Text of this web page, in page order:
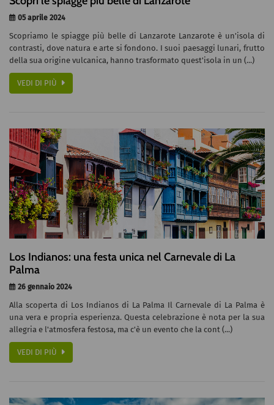
05 aprile 2024
Scopriamo le spiagge più belle di Lanzarote Lanzarote è un'isola di
contrasti, dove natura e arte si fondono. I suoi paesaggi lunari, frutto
della sua origine vulcanica, hanno trasformato quest'isola in un (...)
VEDI DI PIÙ
Los Indianos: una festa unica nel Carnevale di La
Palma
26 gennaio 2024
Alla scoperta di Los Indianos di La Palma Il Carnevale di La Palma è
una vera e propria esperienza. Questa celebrazione è nota per la sua
allegria e l'atmosfera festosa, ma c'è un evento che la cont (...)
VEDI DI PIÙ